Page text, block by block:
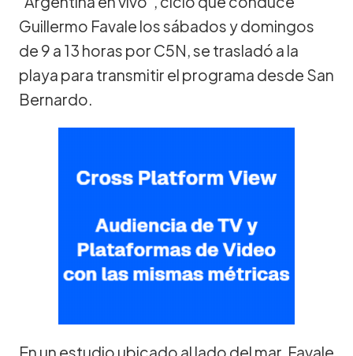
Guillermo Favale los sábados y domingos
de 9 a 13 horas por C5N, se trasladó a la
playa para transmitir el programa desde San
Bernardo.
En un estudio ubicado al lado del mar, Favale